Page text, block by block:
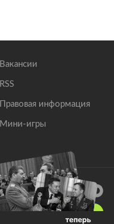
Вакансии
RSS
Правовая информация
Мини-игры